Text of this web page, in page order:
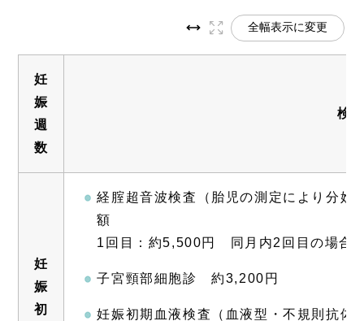
全幅表示に変更
妊
娠
週
数
検
妊
娠
初
経腟超音波検査（胎児の測定により分娩
額
1回目：約5,500円 同月内2回目の場合
子宮頸部細胞診 約3,200円
妊娠初期血液検査（血液型・不規則抗